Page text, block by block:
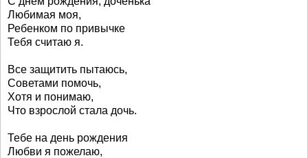
Любимая моя,
Ребенком по привычке
Тебя считаю я.
Все защитить пытаюсь,
Советами помочь,
Хотя и понимаю,
Что взрослой стала дочь.
Тебе на день рождения
Любви я пожелаю,